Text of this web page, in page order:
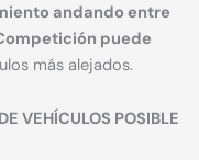
andando entre
puede
más alejados.
VEHÍCULOS POSIBLE